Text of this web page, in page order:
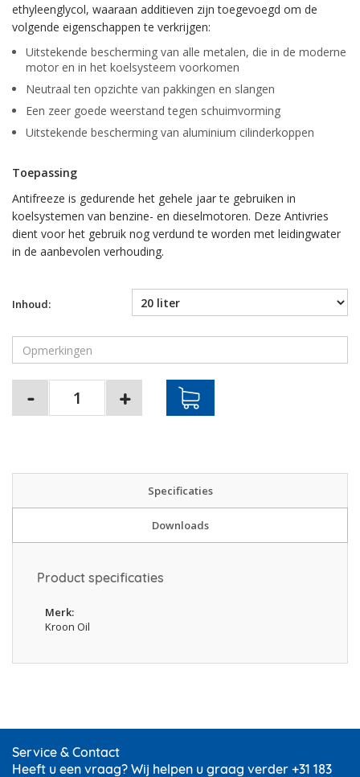
ethyleenglycol, waaraan additieven zijn toegevoegd om de
volgende eigenschappen te verkrijgen:
Uitstekende bescherming van alle metalen, die in de moderne
motor en in het koelsysteem voorkomen
Neutraal ten opzichte van pakkingen en slangen
Een zeer goede weerstand tegen schuimvorming
Uitstekende bescherming van aluminium cilinderkoppen
Toepassing
Antifreeze is gedurende het gehele jaar te gebruiken in
koelsystemen van benzine- en dieselmotoren. Deze Antivries
dient voor het gebruik nog verdund te worden met leidingwater
in de aanbevolen verhouding.
Inhoud:
Specificaties
Downloads
Product specificaties
Merk
Kroon Oil
Service & Contact
Heeft u een vraag? Wij helpen u graag verder +31 183